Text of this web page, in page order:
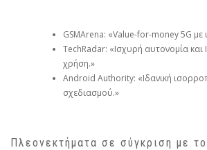
GSMArena: «Value-for-money 5G
TechRadar: «Ισχυρή αυτονομία
χρήση.»
Android Authority: «Ιδανική
σχεδιασμού.»
Πλεονεκτήματα σε σύγκριση με